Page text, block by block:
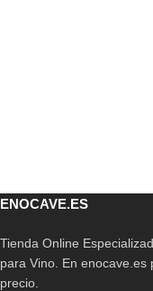
ENOCAVE.ES
Tienda Online
para Vino. En
precio.